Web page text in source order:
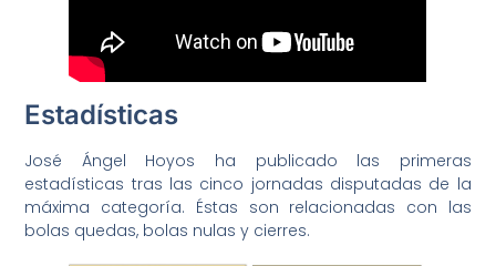
Estadísticas
José Ángel Hoyos ha publicado las primeras
estadísticas tras las cinco jornadas disputadas de la
máxima categoría. Éstas son relacionadas con las
bolas quedas, bolas nulas y cierres.